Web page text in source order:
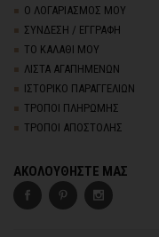
Ο ΛΟΓΑΡΙΑΣΜΟΣ ΜΟΥ
ΣΥΝΔΕΣΗ / ΕΓΓΡΑΦΗ
ΤΟ ΚΑΛΑΘΙ ΜΟΥ
ΛΙΣΤΑ ΑΓΑΠΗΜΕΝΩΝ
ΙΣΤΟΡΙΚΟ ΠΑΡΑΓΓΕΛΙΩΝ
ΤΡΟΠΟΙ ΠΛΗΡΩΜΗΣ
ΤΡΟΠΟΙ ΑΠΟΣΤΟΛΗΣ
ΑΚΟΛΟΥΘΗΣΤΕ ΜΑΣ